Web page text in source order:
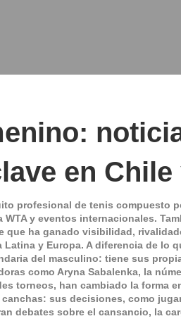
en
profesional de tenis compuesto
y eventos internacionales.
que ha ganado visibilidad,
Latina y Europa. A diferencia de lo
del masculino: tiene sus
como Aryna Sabalenka, la
torneos, han cambiado la forma
sus decisiones, como
debates sobre el cansancio, la